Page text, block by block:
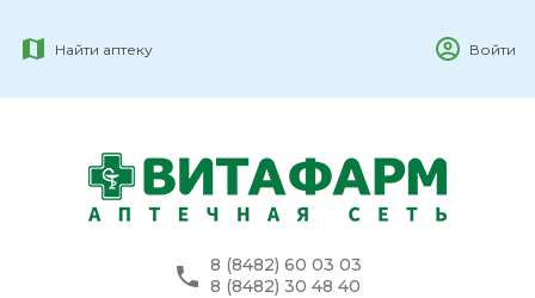
Найти аптеку Войти
8 (8482) 60 03 03
8 (8482) 30 48 40